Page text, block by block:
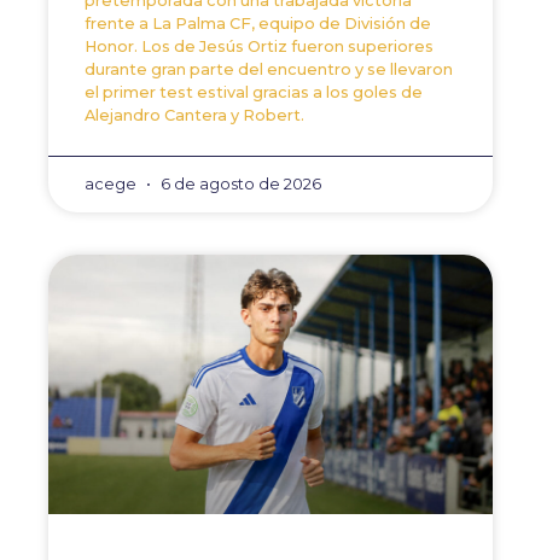
frente a La Palma CF, equipo de División de
Honor. Los de Jesús Ortiz fueron superiores
durante gran parte del encuentro y se llevaron
el primer test estival gracias a los goles de
Alejandro Cantera y Robert.
acege 6 de agosto de 2026